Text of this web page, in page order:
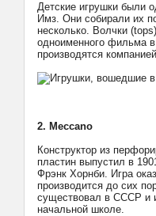
Детские игрушки были
Имз. Они собирали их
несколько. Волчки
одноименного фильма
производятся
2. Meccano
Конструктор из
пластин выпустил в
Фрэнк Хорнби. Игра
производится до сих
существовал в СССР и
начальной школе.